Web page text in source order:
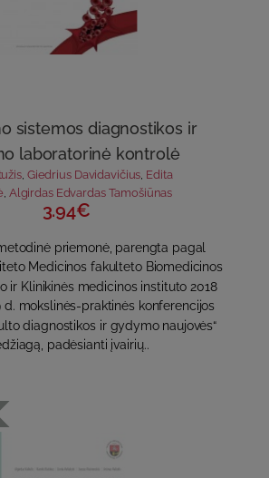
sistemos diagnostikos ir
laboratorinė kontrolė
, Giedrius Davidavičius, Edita
Algirdas Edvardas Tamošiūnas
3.94€
priemonė, parengta pagal
Medicinos fakulteto Biomedicinos
ir Klinikinės medicinos instituto 2018
d. mokslinės-praktinės konferencijos
diagnostikos ir gydymo naujovės“
padėsianti įvairių..